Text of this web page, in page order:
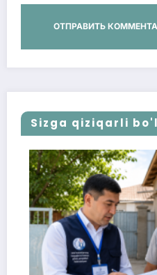
Sizga qiziqarli